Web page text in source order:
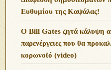
Ευθυμίου της Καψάλας!
O Bill Gates ζητά κάλυψη
παρενέργειες που θα
κορωνοϊό (video)